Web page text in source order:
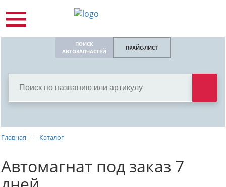
ПОИСК
АВТОЗАПЧАСТЕЙ
ПРАЙС-ЛИСТ
Главная Каталог
Автомагнат под заказ 7